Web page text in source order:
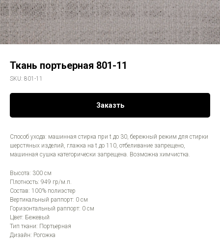
Ткань портьерная 801-11
SKU: 801-11
Заказть
Способ ухода: машинная стирка при t до 30, бережный режим для стирки
шерстяных изделий, глажка на t до 110, отбеливание запрещено,
машинная сушка категорически запрещена. Возможна химчистка.
Высота: 300 см
Плотность: 949 гр/м.п.
Состав: 100% полиэстер
Вертикальный раппорт: 0 см
Горизонтальный раппорт: 0 см
Цвет: Бежевый
Тип ткани: Портьерная
Дизайн: Рогожка